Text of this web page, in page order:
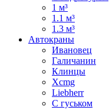
1 м³
1.1 м³
1.3 м³
Автокраны
Ивановец
Галичанин
Клинцы
Xcmg
Liebherr
С гуськом